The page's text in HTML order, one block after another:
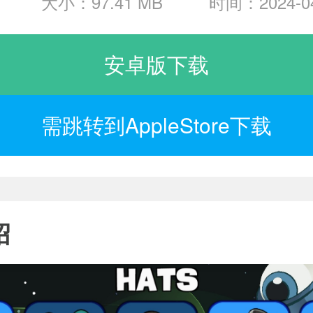
安卓版下载
需跳转到AppleStore下载